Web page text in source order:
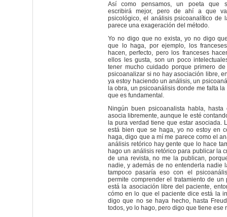
Así como pensamos, un poeta que
escribirá mejor, pero de ahí a que
psicológico, el análisis psicoanalítico de
parece una exageración del método.
Yo no digo que no exista, yo no digo
que lo haga, por ejemplo, los
hacen, perfecto, pero los franceses
ellos les gusta, son un poco
tener mucho cuidado porque primero
psicoanalizar si no hay asociación libre,
ya estoy haciendo un análisis, un
la obra, un psicoanálisis donde me falta
que es fundamental.
Ningún buen psicoanalista habla,
asocia libremente, aunque le esté
la pura verdad tiene que estar asociada.
está bien que se haga, yo no estoy en
haga, digo que a mí me parece como el
análisis retórico hay gente que lo hace
hago un análisis retórico para publicar la
de una revista, no me la publican,
nadie, y además de no entenderla nadie
tampoco pasaría eso con el
permite comprender el tratamiento de un
está la asociación libre del paciente,
cómo en lo que el paciente dice está la
digo que no se haya hecho, hasta
todos, yo lo hago, pero digo que tiene ese